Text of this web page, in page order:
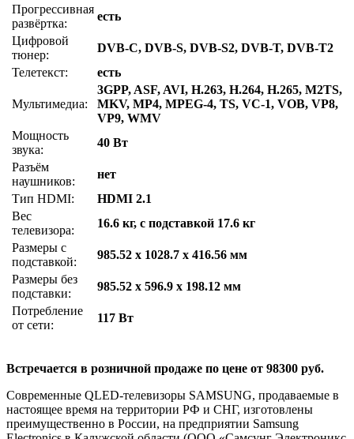
Прогрессивная
развёртка:
есть
Цифровой
тюнер:
DVB-C, DVB-S, DVB-S2, DVB-T, DVB-T2
Телетекст:
есть
Мультимедиа:
3GPP, ASF, AVI, H.263, H.264, H.265, M2TS,
MKV, MP4, MPEG-4, TS, VC-1, VOB, VP8,
VP9, WMV
Мощность
звука:
40 Вт
Разъём
наушников:
нет
Тип HDMI:
HDMI 2.1
Вес
телевизора:
16.6 кг, с подставкой 17.6 кг
Размеры с
подставкой:
985.52 x 1028.7 x 416.56 мм
Размеры без
подставки:
985.52 x 596.9 x 198.12 мм
Потребление
от сети:
117 Вт
Встречается в розничной продаже по цене от 98300 руб.
Современные QLED-телевизоры SAMSUNG, продаваемые в
настоящее время на территории РФ и СНГ, изготовлены
преимущественно в России, на предприятии Samsung